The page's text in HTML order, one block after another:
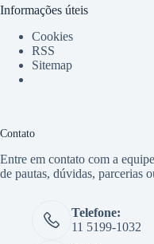
Informações úteis
Cookies
RSS
Sitemap
Contato
Entre em contato com a
de pautas, dúvidas, parcerias
Telefone:
11 5199-1032